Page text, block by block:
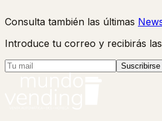
Consulta también las últimas
Introduce tu correo y recibirás
Suscribirse